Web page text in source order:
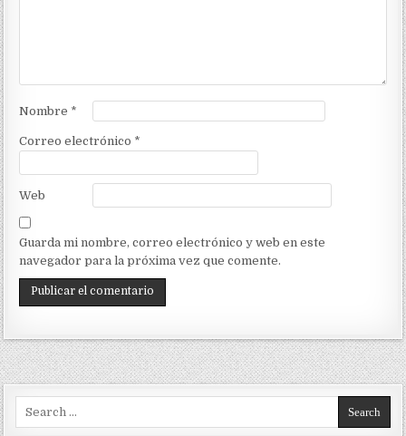
Nombre *
Correo electrónico *
Web
Guarda mi nombre, correo electrónico y web en este
navegador para la próxima vez que comente.
Search for: